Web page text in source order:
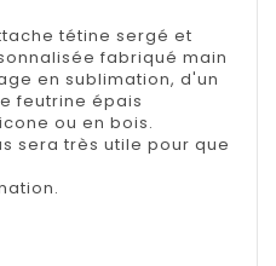
tétine sergé et
fabriqué main
en sublimation, d'un
feutrine épais
ou en bois.
sera très utile pour que